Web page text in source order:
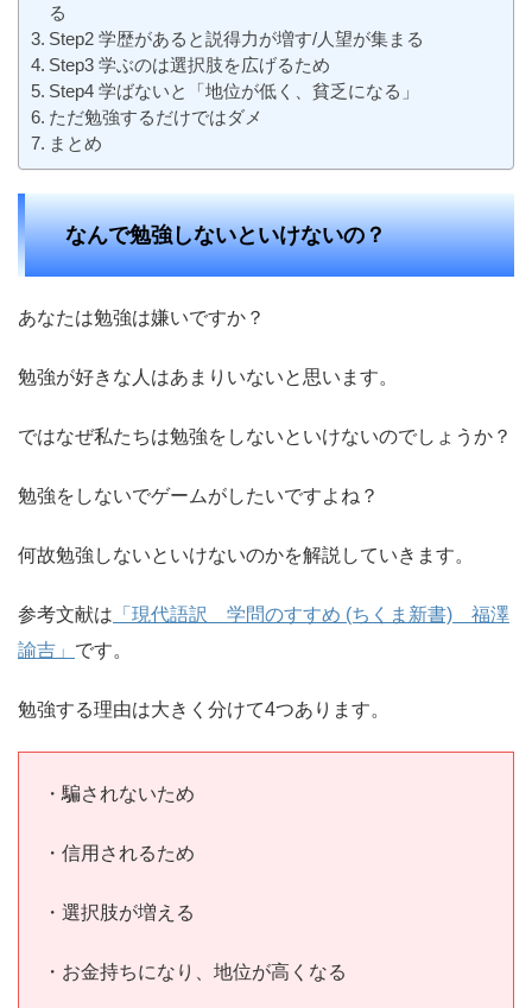
る
Step2 学歴があると説得力が増す/人望が集まる
Step3 学ぶのは選択肢を広げるため
Step4 学ばないと「地位が低く、貧乏になる」
ただ勉強するだけではダメ
まとめ
なんで勉強しないといけないの？
あなたは勉強は嫌いですか？
勉強が好きな人はあまりいないと思います。
ではなぜ私たちは勉強をしないといけないのでしょうか？
勉強をしないでゲームがしたいですよね？
何故勉強しないといけないのかを解説していきます。
参考文献は 「現代語訳 学問のすすめ (ちくま新書) 福澤
諭吉」 です。
勉強する理由は大きく分けて4つあります。
・騙されないため
・信用されるため
・選択肢が増える
・お金持ちになり、地位が高くなる